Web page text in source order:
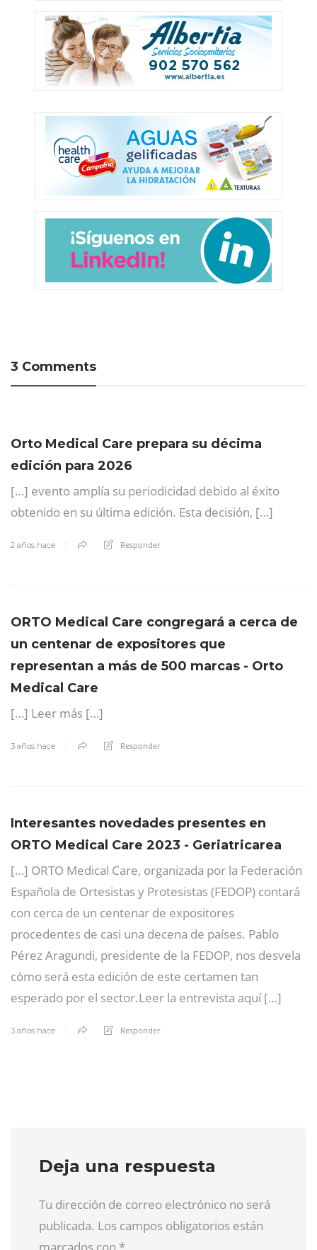
3 Comments
Orto Medical Care prepara su décima
edición para 2026
[…] evento amplía su periodicidad debido al éxito
obtenido en su última edición. Esta decisión, […]
2 años hace Responder
ORTO Medical Care congregará a cerca de
un centenar de expositores que
representan a más de 500 marcas - Orto
Medical Care
[…] Leer más […]
3 años hace Responder
Interesantes novedades presentes en
ORTO Medical Care 2023 - Geriatricarea
[…] ORTO Medical Care, organizada por la Federación
Española de Ortesistas y Protesistas (FEDOP) contará
con cerca de un centenar de expositores
procedentes de casi una decena de países. Pablo
Pérez Aragundi, presidente de la FEDOP, nos desvela
cómo será esta edición de este certamen tan
esperado por el sector.Leer la entrevista aquí […]
3 años hace Responder
Deja una respuesta
Tu dirección de correo electrónico no será
publicada. Los campos obligatorios están
marcados con *